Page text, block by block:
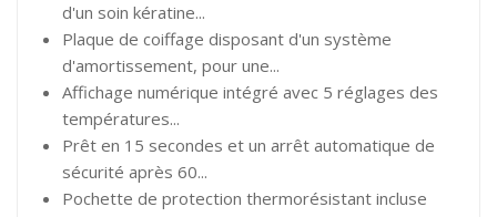
d'un soin kératine...
Plaque de coiffage disposant d'un système
d'amortissement, pour une...
Affichage numérique intégré avec 5 réglages des
températures...
Prêt en 15 secondes et un arrêt automatique de
sécurité après 60...
Pochette de protection thermorésistant incluse